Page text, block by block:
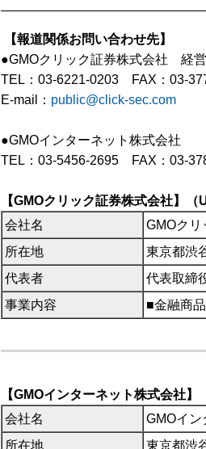
【報道関係お問い合わせ先】
●GMOクリック証券株式会社 経
TEL：03-6221-0203
FAX：03-
E-mail： public@click-sec.com
●GMOインターネット株式会社
TEL：03-5456-2695 FAX：03-
【GMOクリック証券株式会社】（
会社名
GMOクリ
所在地
東京都渋
代表者
代表取締
事業内容
■金融商
【GMOインターネット株式会社】
会社名
GMOイ
所在地
東京都渋